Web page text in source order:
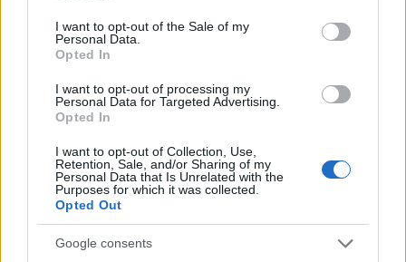
I want to opt-out of the Sale of my
Personal Data.
Opted In
I want to opt-out of processing my
Personal Data for Targeted Advertising.
Opted In
I want to opt-out of Collection, Use,
Retention, Sale, and/or Sharing of my
Personal Data that Is Unrelated with the
Purposes for which it was collected.
Opted Out
Google consents
L’ex bomber a gamba tesa sul
caso Roggero: “L’errore è
stato non aver ammazzato il
terzo”